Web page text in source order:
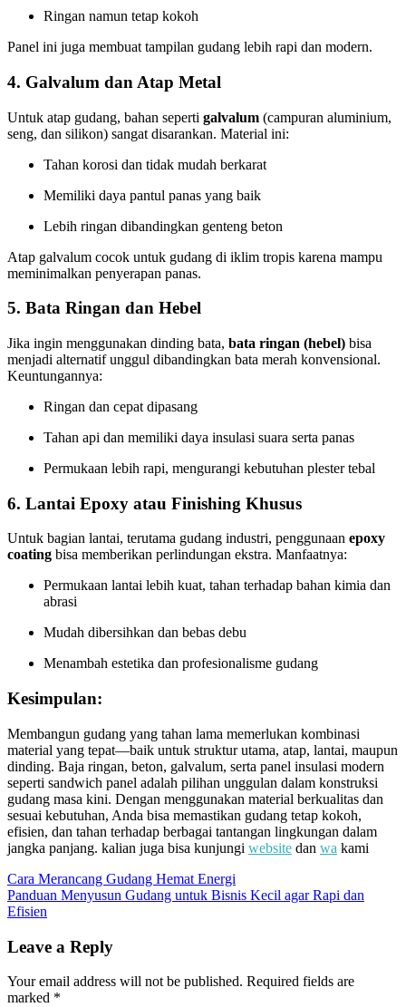
Ringan namun tetap kokoh
Panel ini juga membuat tampilan gudang lebih rapi dan modern.
4. Galvalum dan Atap Metal
Untuk atap gudang, bahan seperti galvalum (campuran aluminium,
seng, dan silikon) sangat disarankan. Material ini:
Tahan korosi dan tidak mudah berkarat
Memiliki daya pantul panas yang baik
Lebih ringan dibandingkan genteng beton
Atap galvalum cocok untuk gudang di iklim tropis karena mampu
meminimalkan penyerapan panas.
5. Bata Ringan dan Hebel
Jika ingin menggunakan dinding bata, bata ringan (hebel) bisa
menjadi alternatif unggul dibandingkan bata merah konvensional.
Keuntungannya:
Ringan dan cepat dipasang
Tahan api dan memiliki daya insulasi suara serta panas
Permukaan lebih rapi, mengurangi kebutuhan plester tebal
6. Lantai Epoxy atau Finishing Khusus
Untuk bagian lantai, terutama gudang industri, penggunaan epoxy
coating bisa memberikan perlindungan ekstra. Manfaatnya:
Permukaan lantai lebih kuat, tahan terhadap bahan kimia dan
abrasi
Mudah dibersihkan dan bebas debu
Menambah estetika dan profesionalisme gudang
Kesimpulan:
Membangun gudang yang tahan lama memerlukan kombinasi
material yang tepat—baik untuk struktur utama, atap, lantai, maupun
dinding. Baja ringan, beton, galvalum, serta panel insulasi modern
seperti sandwich panel adalah pilihan unggulan dalam konstruksi
gudang masa kini. Dengan menggunakan material berkualitas dan
sesuai kebutuhan, Anda bisa memastikan gudang tetap kokoh,
efisien, dan tahan terhadap berbagai tantangan lingkungan dalam
jangka panjang. kalian juga bisa kunjungi website dan wa kami
Post
navigation
Cara Merancang Gudang Hemat Energi
Panduan Menyusun Gudang untuk Bisnis Kecil agar Rapi dan
Efisien
Leave a Reply
Your email address will not be published. Required fields are
marked *